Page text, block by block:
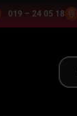
019 – 24 05 18